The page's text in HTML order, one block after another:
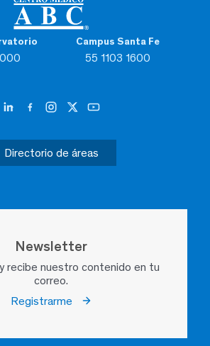
Campus Santa Fe
55 1103 1600
Directorio de áreas
Newsletter
recibe nuestro contenido en tu
correo.
Registrarme